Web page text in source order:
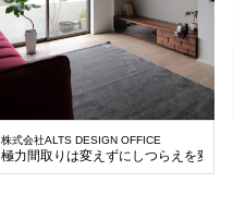
株式会社ALTS DESIGN OFFICE
極力間取りは変えずにしつらえを変化